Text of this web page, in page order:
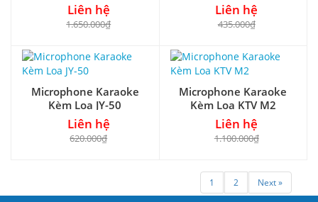
Liên hệ
1.650.000₫
Liên hệ
435.000₫
Microphone Karaoke
Kèm Loa JY-50
Liên hệ
620.000₫
Microphone Karaoke
Kèm Loa KTV M2
Liên hệ
1.100.000₫
1 2 Next »